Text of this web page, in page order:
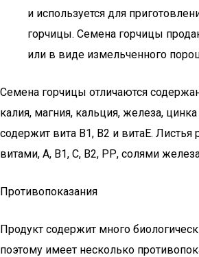
и используется для
горчицы. Семена горчицы
или в виде измельченного
Семена горчицы отличаются
калия, магния, кальция, железа,
содержит вита В1, В2 и витаЕ. Листья
витами, А, В1, С, В2, РР, солями
Противопоказания
Продукт содержит много
поэтому имеет несколько